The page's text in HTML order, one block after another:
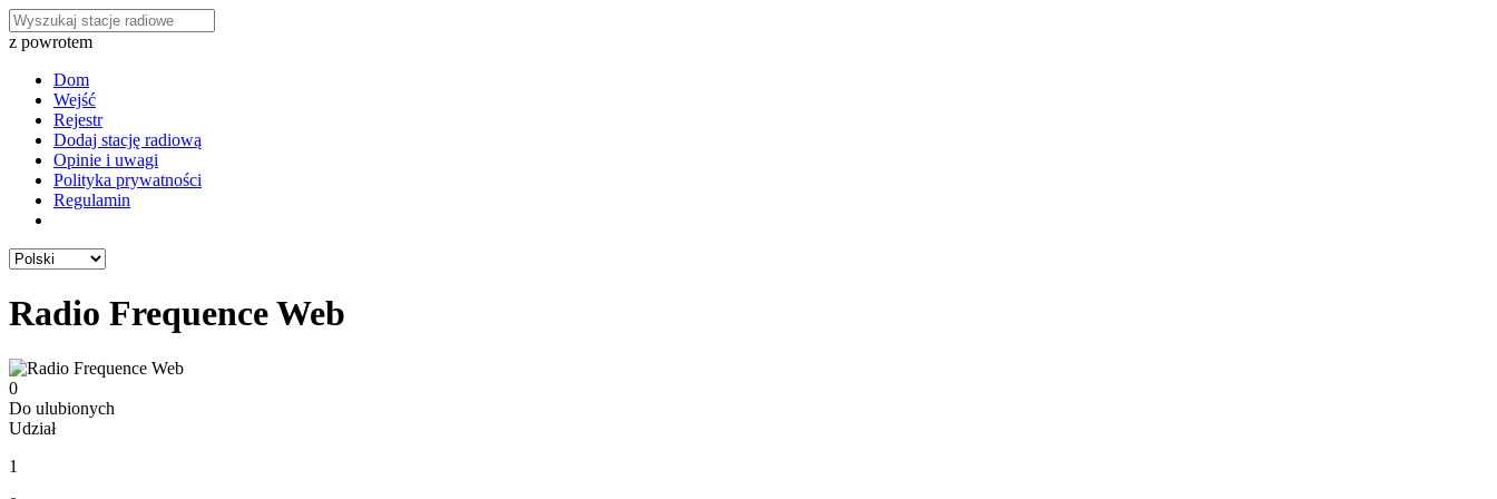
z powrotem
Dom
Wejść
Rejestr
Dodaj stację radiową
Opinie i uwagi
Polityka prywatności
Regulamin
Radio Frequence Web
0
Do ulubionych
Udział
1